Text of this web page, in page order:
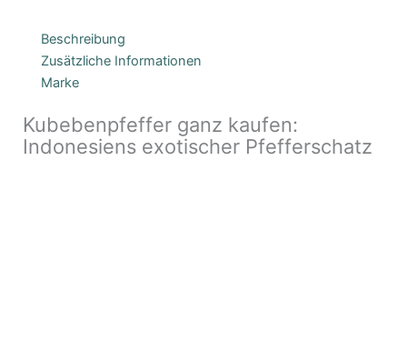
Beschreibung
Zusätzliche Informationen
Marke
Kubebenpfeffer ganz kaufen:
Indonesiens exotischer Pfefferschatz